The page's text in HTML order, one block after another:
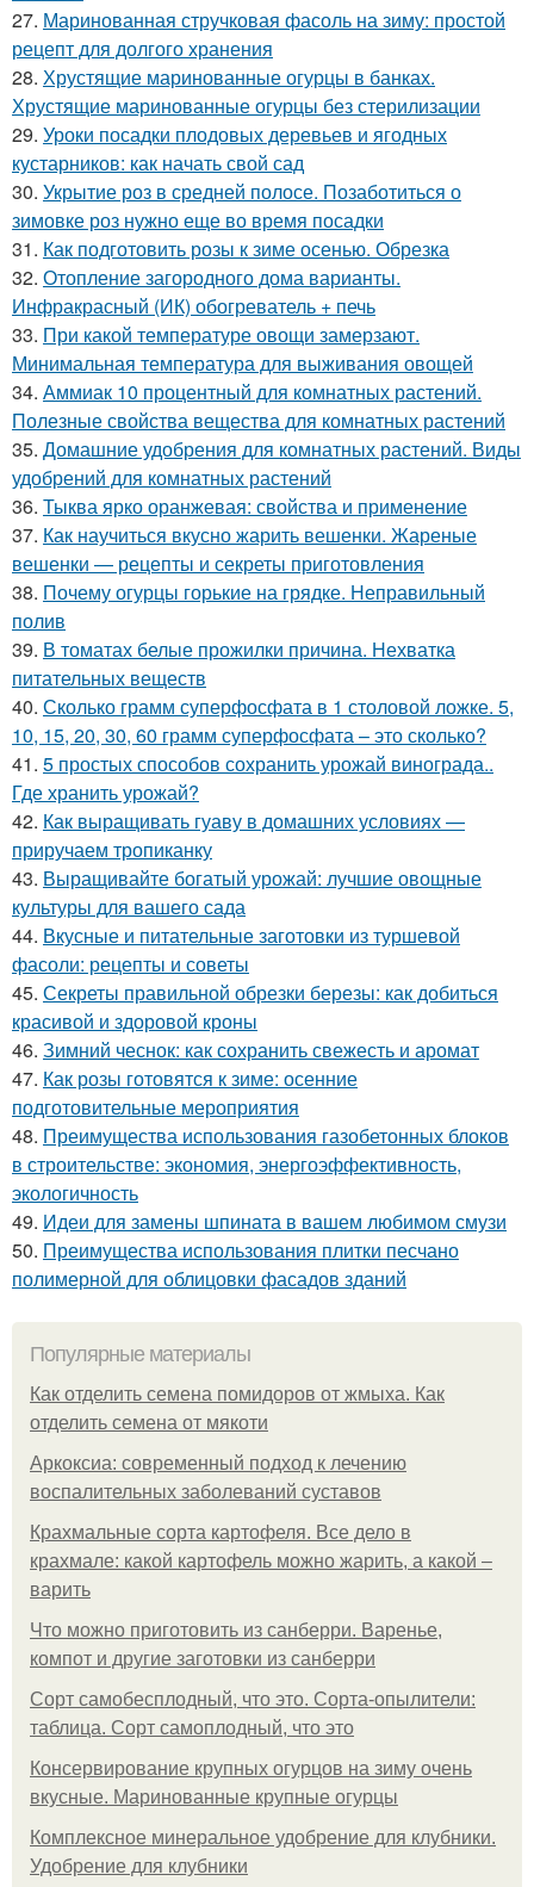
27. Маринованная стручковая фасоль на зиму: простой
рецепт для долгого хранения
28. Хрустящие маринованные огурцы в банках.
Хрустящие маринованные огурцы без стерилизации
29. Уроки посадки плодовых деревьев и ягодных
кустарников: как начать свой сад
30. Укрытие роз в средней полосе. Позаботиться о
зимовке роз нужно еще во время посадки
31. Как подготовить розы к зиме осенью. Обрезка
32. Отопление загородного дома варианты.
Инфракрасный (ИК) обогреватель + печь
33. При какой температуре овощи замерзают.
Минимальная температура для выживания овощей
34. Аммиак 10 процентный для комнатных растений.
Полезные свойства вещества для комнатных растений
35. Домашние удобрения для комнатных растений. Виды
удобрений для комнатных растений
36. Тыква ярко оранжевая: свойства и применение
37. Как научиться вкусно жарить вешенки. Жареные
вешенки — рецепты и секреты приготовления
38. Почему огурцы горькие на грядке. Неправильный
полив
39. В томатах белые прожилки причина. Нехватка
питательных веществ
40. Сколько грамм суперфосфата в 1 столовой ложке. 5,
10, 15, 20, 30, 60 грамм суперфосфата – это сколько?
41. 5 простых способов сохранить урожай винограда..
Где хранить урожай?
42. Как выращивать гуаву в домашних условиях —
приручаем тропиканку
43. Выращивайте богатый урожай: лучшие овощные
культуры для вашего сада
44. Вкусные и питательные заготовки из туршевой
фасоли: рецепты и советы
45. Секреты правильной обрезки березы: как добиться
красивой и здоровой кроны
46. Зимний чеснок: как сохранить свежесть и аромат
47. Как розы готовятся к зиме: осенние
подготовительные мероприятия
48. Преимущества использования газобетонных блоков
в строительстве: экономия, энергоэффективность,
экологичность
49. Идеи для замены шпината в вашем любимом смузи
50. Преимущества использования плитки песчано
полимерной для облицовки фасадов зданий
Популярные материалы
Как отделить семена помидоров от жмыха. Как
отделить семена от мякоти
Аркоксиа: современный подход к лечению
воспалительных заболеваний суставов
Крахмальные сорта картофеля. Все дело в
крахмале: какой картофель можно жарить, а какой –
варить
Что можно приготовить из санберри. Варенье,
компот и другие заготовки из санберри
Сорт самобесплодный, что это. Сорта-опылители:
таблица. Сорт самоплодный, что это
Консервирование крупных огурцов на зиму очень
вкусные. Маринованные крупные огурцы
Комплексное минеральное удобрение для клубники.
Удобрение для клубники